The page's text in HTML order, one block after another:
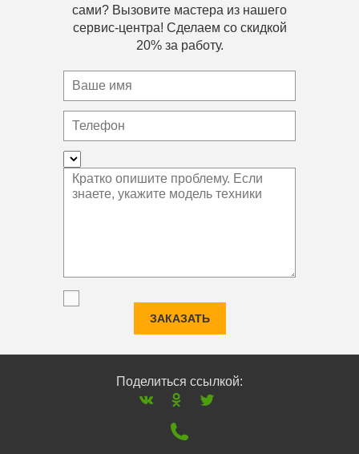
сами? Вызовите мастера из нашего
сервис-центра! Сделаем со скидкой
20% за работу.
ЗАКАЗАТЬ
Поделиться ссылкой: